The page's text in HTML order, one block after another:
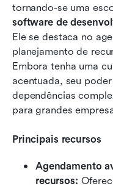
software de
Ele se destaca no
planejamento de
Embora tenha uma
acentuada, seu
dependências
para grandes
Principais recursos
Agendamento
recursos: